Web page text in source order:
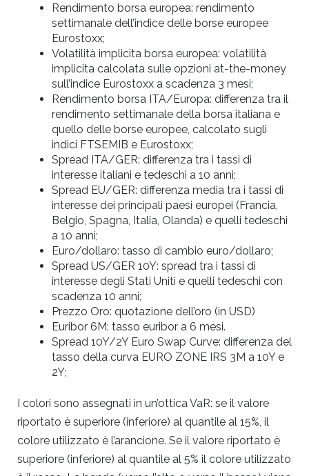
Rendimento borsa europea: rendimento
settimanale dell’indice delle borse europee
Eurostoxx;
Volatilità implicita borsa europea: volatilità
implicita calcolata sulle opzioni at-the-money
sull’indice Eurostoxx a scadenza 3 mesi;
Rendimento borsa ITA/Europa: differenza tra il
rendimento settimanale della borsa italiana e
quello delle borse europee, calcolato sugli
indici FTSEMIB e Eurostoxx;
Spread ITA/GER: differenza tra i tassi di
interesse italiani e tedeschi a 10 anni;
Spread EU/GER: differenza media tra i tassi di
interesse dei principali paesi europei (Francia,
Belgio, Spagna, Italia, Olanda) e quelli tedeschi
a 10 anni;
Euro/dollaro: tasso di cambio euro/dollaro;
Spread US/GER 10Y: spread tra i tassi di
interesse degli Stati Uniti e quelli tedeschi con
scadenza 10 anni;
Prezzo Oro: quotazione dell’oro (in USD)
Euribor 6M: tasso euribor a 6 mesi.
Spread 10Y/2Y Euro Swap Curve: differenza del
tasso della curva EURO ZONE IRS 3M a 10Y e
2Y;
I colori sono assegnati in un’ottica VaR: se il valore
riportato è superiore (inferiore) al quantile al 15%, il
colore utilizzato è l’arancione. Se il valore riportato è
superiore (inferiore) al quantile al 5% il colore utilizzato